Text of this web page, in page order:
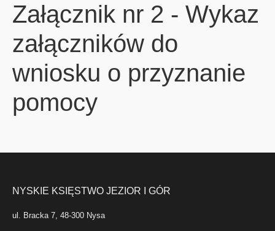
Załącznik nr 2 - Wykaz
załączników do
wniosku o przyznanie
pomocy
NYSKIE KSIĘSTWO JEZIOR I GÓR
ul. Bracka 7, 48-300 Nysa